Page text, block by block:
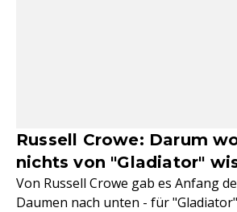
Russell Crowe: Darum
nichts von "Gladiator"
Von Russell Crowe gab es Anfang
Daumen nach unten - für